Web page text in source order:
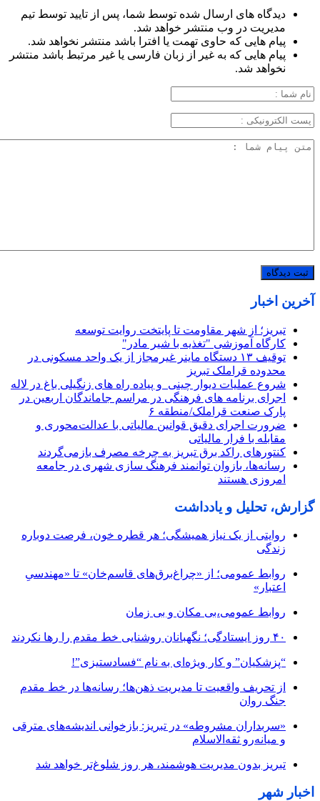
دیدگاه های ارسال شده توسط شما، پس از تایید توسط تیم
مدیریت در وب منتشر خواهد شد.
پیام هایی که حاوی تهمت یا افترا باشد منتشر نخواهد شد.
پیام هایی که به غیر از زبان فارسی یا غیر مرتبط باشد منتشر
نخواهد شد.
آخرین اخبار
تبریز؛ از شهر مقاومت تا پایتخت روایت توسعه
کارگاه آموزشی "تغذیه با شیر مادر"
توقیف ۱۳ دستگاه ماینر غیرمجاز از یک واحد مسکونی در
محدوده قراملک تبریز
شروع عملیات دیوار چینی و پیاده راه های زنگیلی باغ در لاله
اجرای برنامه های فرهنگی در مراسم جاماندگان اربعین در
پارک صنعت قراملک/منطقه ۶
ضرورت اجرای دقیق قوانین مالیاتی با عدالت‌محوری و
مقابله با فرار مالیاتی
کنتورهای راکد برق تبریز به چرخه مصرف بازمی‌گردند
رسانه‌ها، بازوان توانمند فرهنگ‌ سازی شهری در جامعه
امروزی هستند
گزارش، تحلیل و یادداشت
روایتی از یک نیاز همیشگی؛ هر قطره خون، فرصت دوباره
زندگی
روابط عمومی؛ از «چراغ‌برق‌های قاسم‌خان» تا «مهندسیِ
اعتبار»
روابط عمومی،بی مکان و بی زمان
۴۰ روز ایستادگی؛ نگهبانان روشنایی خط مقدم را رها نکردند
“پزشکیان” و کار ویژه‌ای به نام “فسادستیزی”!
از تحریف واقعیت تا مدیریت ذهن‌ها؛ رسانه‌ها در خط مقدم
جنگ روان
«سربداران مشروطه» در تبریز: بازخوانی اندیشه‌های مترقی
و میانه‌رو ثقه‌الاسلام
تبریز بدون مدیریت هوشمند، هر روز شلوغ‌تر خواهد شد
اخبار شهر